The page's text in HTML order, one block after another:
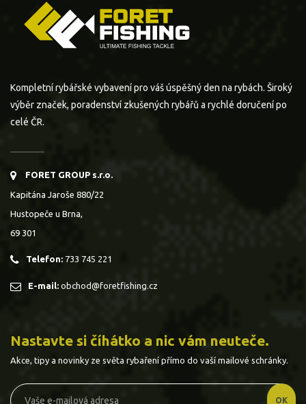
Kompletní rybářské vybavení pro váš úspěšný den na rybách. Široký
výběr značek, poradenství zkušených rybářů a rychlé doručení po
celé ČR.
FORET GROUP s.r.o.
Kapitána Jaroše 880/22
Hustopeče u Brna,
69 301
Telefon: 733 745 221
E-mail: obchod@foretfishing.cz
Nastavte si číhátko a nic vám neuteče.
Akce, tipy a novinky ze světa rybaření přímo do vaší mailové schránky.